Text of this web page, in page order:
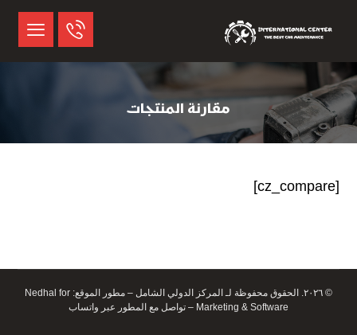
مقارنة المنتجات
[cz_compare]
© ٢٠٢٦. الحقوق محفوظة لـ المركز الدولي الشامل – مطور الموقع:
Nedhal for
Marketing & Software
– تواصل مع المطور عبر واتساب